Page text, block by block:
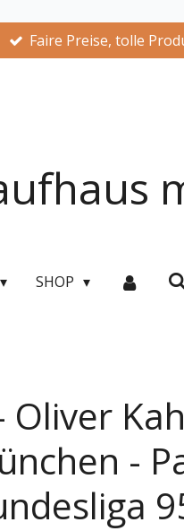
Faire Preise, tolle
SHOP
Oliver
-